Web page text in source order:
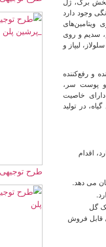
طرح توجیهی کشت ذرت